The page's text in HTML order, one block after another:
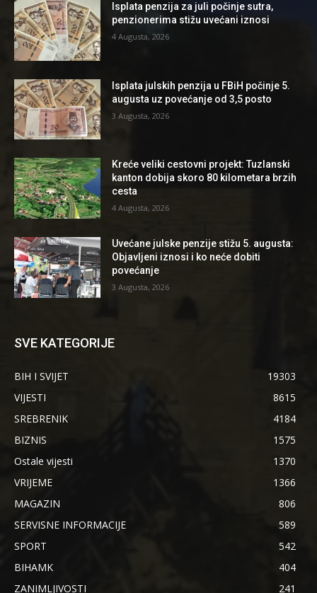
Isplata penzija za juli počinje sutra,
penzionerima stižu uvećani iznosi
4 Augusta, 2026
Isplata julskih penzija u FBiH počinje 5.
augusta uz povećanje od 3,5 posto
3 Augusta, 2026
Kreće veliki cestovni projekt: Tuzlanski
kanton dobija skoro 80 kilometara brzih
cesta
4 Augusta, 2026
Uvećane julske penzije stižu 5. augusta:
Objavljeni iznosi i ko neće dobiti
povećanje
3 Augusta, 2026
SVE KATEGORIJE
BIH I SVIJET
19303
VIJESTI
8615
SREBRENIK
4184
BIZNIS
1575
Ostale vijesti
1370
VRIJEME
1366
MAGAZIN
806
SERVISNE INFORMACIJE
589
SPORT
542
BIHAMK
404
ZANIMLJIVOSTI
241